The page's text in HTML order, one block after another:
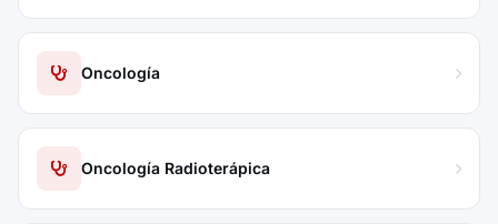
Oncología
Oncología Radioterápica